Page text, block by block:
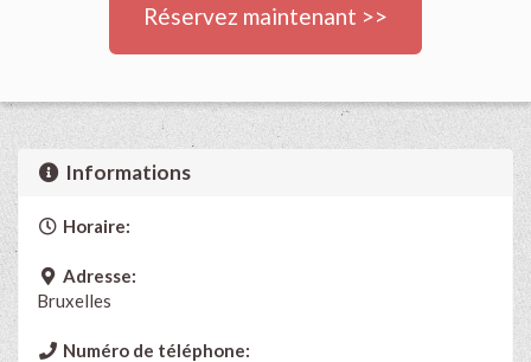
Réservez maintenant >>
Informations
Horaire:
Adresse:
Bruxelles
Numéro de téléphone: